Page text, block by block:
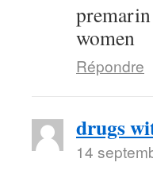
women
Répondre
drugs
14